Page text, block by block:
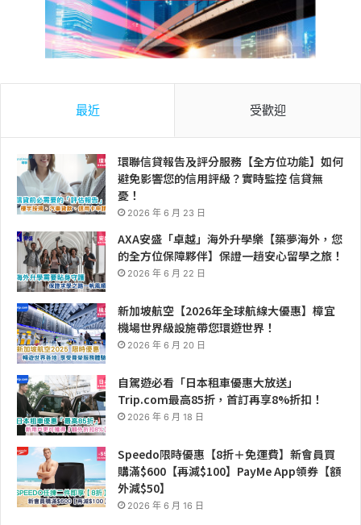
最近 受歡迎
環聯信貸報告及評分服務【全方位功能】如何
避免影響您的信用評級？實時監控 信貸無
憂！
2026 年 6 月 23 日
AXA安盛「卓越」海外升學樂【築夢海外，您
的全方位保障夥伴】保證一趟安心留學之旅！
2026 年 6 月 22 日
新加坡航空【2026年全球航線大優惠】樟宜
機場世界級設施帶您環遊世界！
2026 年 6 月 20 日
自駕遊必看「日本租車優惠大放送」
Trip.com最高85折，首訂再享8%折扣！
2026 年 6 月 18 日
Speedo限時優惠【8折＋免運費】新會員買
購滿$600【再減$100】PayMe App領券【額
外減$50】
2026 年 6 月 16 日